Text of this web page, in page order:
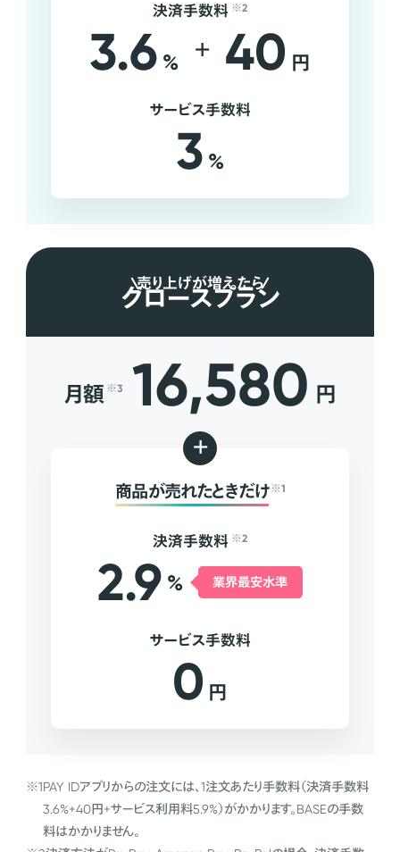
決済手数料 ※2
3.6 % + 40 円
サービス手数料
3 %
売り上げが増えたら
グロースプラン
月額 ※3 16,580 円
+
商品が売れたときだけ ※1
決済手数料 ※2
2.9 % 業界最安水準
サービス手数料
0 円
※1PAY IDアプリからの注文には、1注文あたり手数料（決済手数料
3.6%+40円+サービス利用料5.9%）がかかります。BASEの手数
料はかかりません。